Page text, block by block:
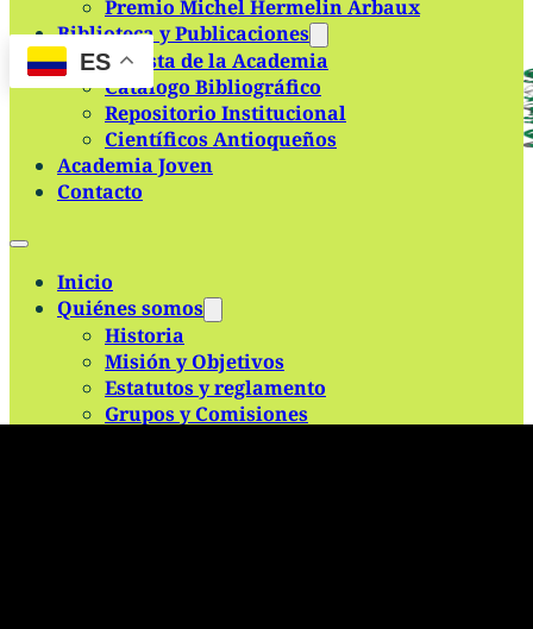
Skip to main contentSkip to footer
ES
Premio Michel Hermelin Arbaux
Biblioteca y Publicaciones
Revista de la Academia
Catálogo Bibliográfico
Repositorio Institucional
Científicos Antioqueños
Academia Joven
Contacto
Inicio
Quiénes somos
Historia
Misión y Objetivos
Estatutos y reglamento
Grupos y Comisiones